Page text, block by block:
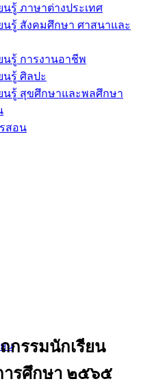
นรู้ ภาษาต่างประเทศ
นรู้ สังคมศึกษา ศาสนาและ
นรู้ การงานอาชีพ
นรู้ ศิลปะ
นรู้ สุขศึกษาและพลศึกษา
สอน
น
กรรมนักเรียน
ารศึกษา ๒๕๖๕